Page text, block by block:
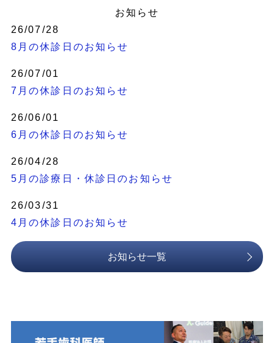
お知らせ
26/07/28
8月の休診日のお知らせ
26/07/01
7月の休診日のお知らせ
26/06/01
6月の休診日のお知らせ
26/04/28
5月の診療日・休診日のお知らせ
26/03/31
4月の休診日のお知らせ
お知らせ一覧